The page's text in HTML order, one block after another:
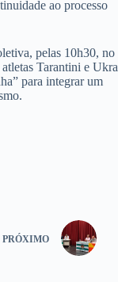
ao processo
pelas 10h30, no
Tarantini e Ukra
para integrar um
PRÓXIMO